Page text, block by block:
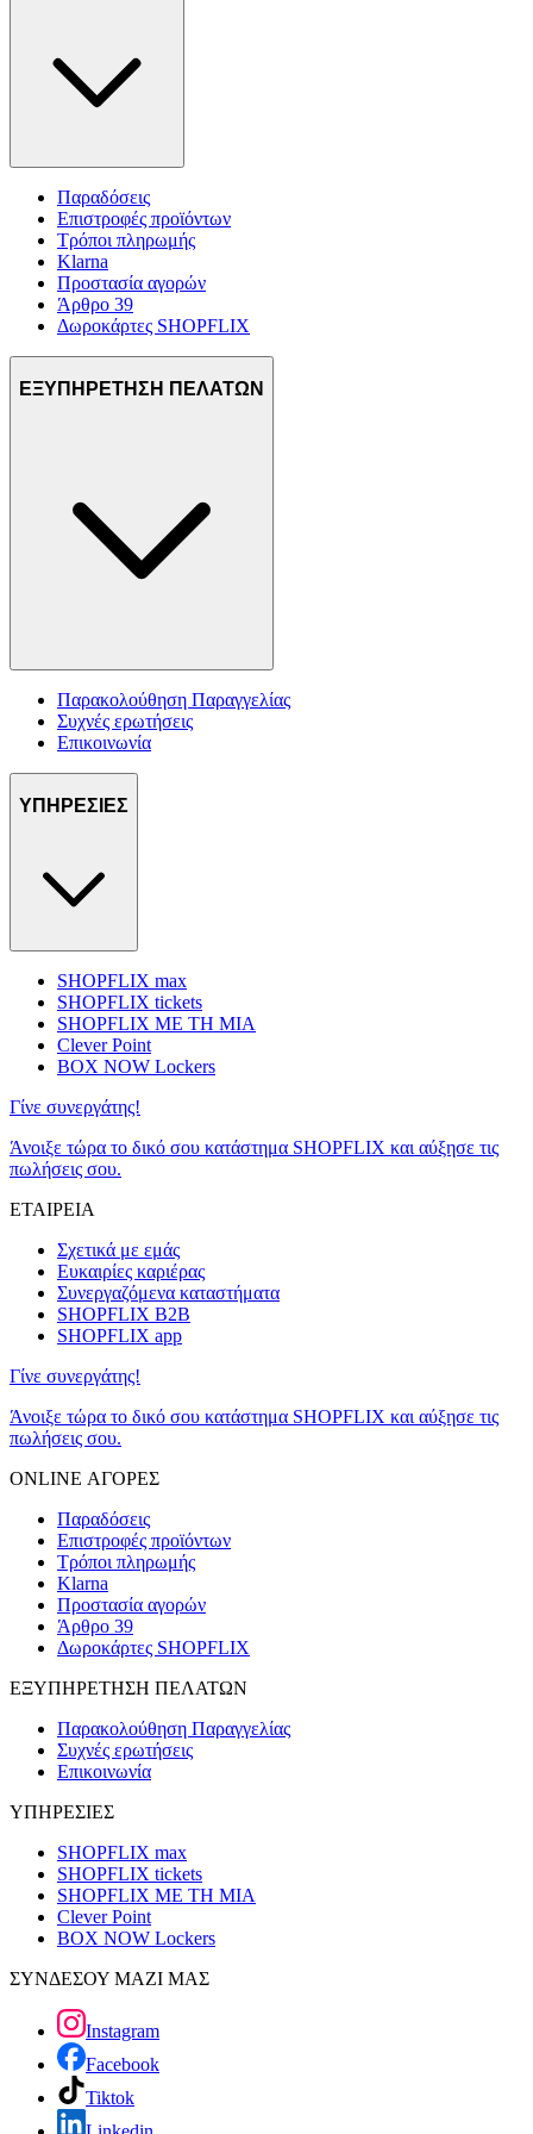
Παραδόσεις
Επιστροφές προϊόντων
Τρόποι πληρωμής
Klarna
Προστασία αγορών
Άρθρο 39
Δωροκάρτες SHOPFLIX
ΕΞΥΠΗΡΕΤΗΣΗ ΠΕΛΑΤΩΝ
Παρακολούθηση Παραγγελίας
Συχνές ερωτήσεις
Επικοινωνία
ΥΠΗΡΕΣΙΕΣ
SHOPFLIX max
SHOPFLIX tickets
SHOPFLIX ΜΕ ΤΗ ΜΙΑ
Clever Point
BOX NOW Lockers
Γίνε συνεργάτης!
Άνοιξε τώρα το δικό σου κατάστημα SHOPFLIX και αύξησε τις
πωλήσεις σου.
ΕΤΑΙΡΕΙΑ
Σχετικά με εμάς
Ευκαιρίες καριέρας
Συνεργαζόμενα καταστήματα
SHOPFLIX B2B
SHOPFLIX app
Γίνε συνεργάτης!
Άνοιξε τώρα το δικό σου κατάστημα SHOPFLIX και αύξησε τις
πωλήσεις σου.
ONLINE ΑΓΟΡΕΣ
Παραδόσεις
Επιστροφές προϊόντων
Τρόποι πληρωμής
Klarna
Προστασία αγορών
Άρθρο 39
Δωροκάρτες SHOPFLIX
ΕΞΥΠΗΡΕΤΗΣΗ ΠΕΛΑΤΩΝ
Παρακολούθηση Παραγγελίας
Συχνές ερωτήσεις
Επικοινωνία
ΥΠΗΡΕΣΙΕΣ
SHOPFLIX max
SHOPFLIX tickets
SHOPFLIX ΜΕ ΤΗ ΜΙΑ
Clever Point
BOX NOW Lockers
ΣΥΝΔΕΣΟΥ ΜΑΖΙ ΜΑΣ
Instagram
Facebook
Tiktok